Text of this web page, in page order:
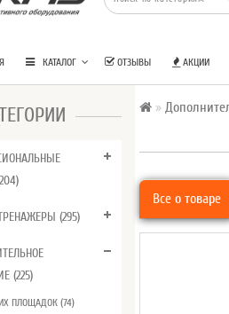
КАТАЛОГ ОТЗЫВЫ АКЦИИ
(295)
(225)
ПЛОЩАДОК (74)
Все о товаре